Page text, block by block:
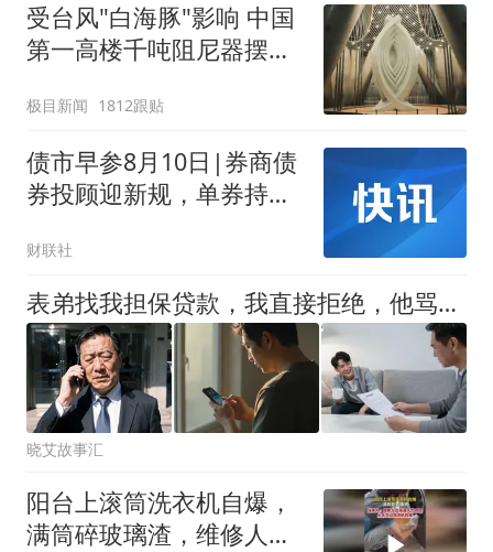
受台风"白海豚"影响 中国
第一高楼千吨阻尼器摆动
极目新闻 1812跟贴
债市早参8月10日|券商债
券投顾迎新规，单券持仓
期国债期货首周成交逾1.3
万手
财联社
表弟找我担保贷款，我直接拒绝，他骂我无情无义，后来他跑路，银行找我，我笑道：没签过字啊，按正常流程报警吧
晓艾故事汇
阳台上滚筒洗衣机自爆，
满筒碎玻璃渣，维修人员